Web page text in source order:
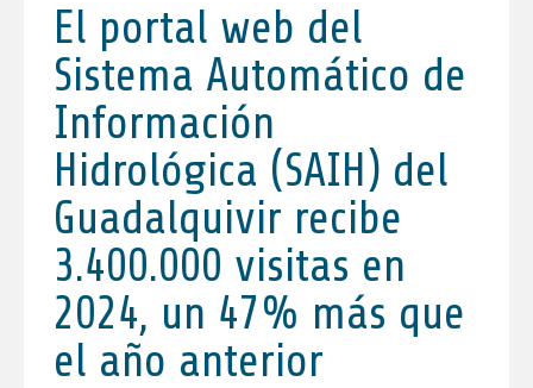
El portal web del
Sistema Automático de
Información
Hidrológica (SAIH) del
Guadalquivir recibe
3.400.000 visitas en
2024, un 47% más que
el año anterior